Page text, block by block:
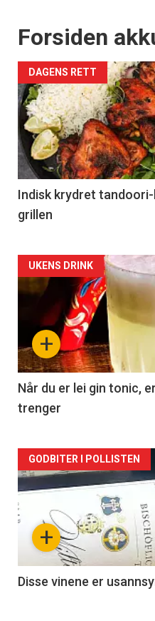
Forsiden
DAGENS RETT
Indisk krydret
grillen
Forsiden
akkurat
nå
-
2
+
UKENS DRINK
Når du er lei gin tonic,
trenger
Forsiden
akkurat
nå
3
+
GODBITER I POLLISTEN
Disse vinene er